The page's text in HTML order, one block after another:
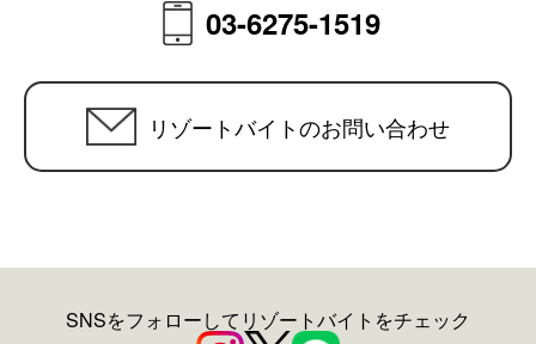
03-6275-1519
リゾートバイトのお問い合わせ
SNSをフォローしてリゾートバイトをチェック